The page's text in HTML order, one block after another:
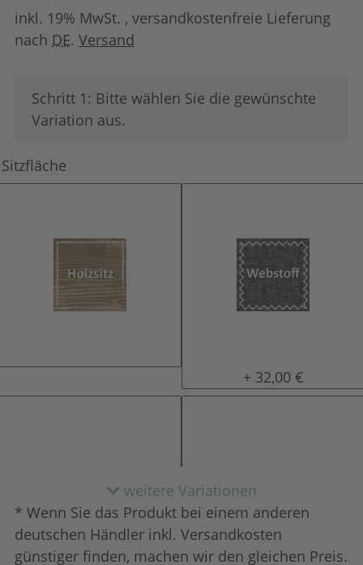
inkl. 19% MwSt. , versandkostenfreie Lieferung
nach DE.Versand
x
Schritt 1: Bitte wählen Sie die gewünschte
Variation aus.
Sitzfläche
Stoff
+ 32,00 €
weitere Variationen
* Wenn Sie das Produkt bei einem anderen
deutschen Händler inkl. Versandkosten
günstiger finden, machen wir den gleichen Preis.